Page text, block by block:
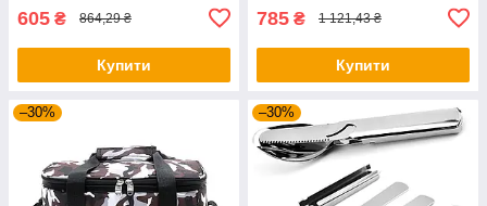
605 ₴ 864,29 ₴
Купити
785 ₴ 1 121,43 ₴
Купити
–30% –30%